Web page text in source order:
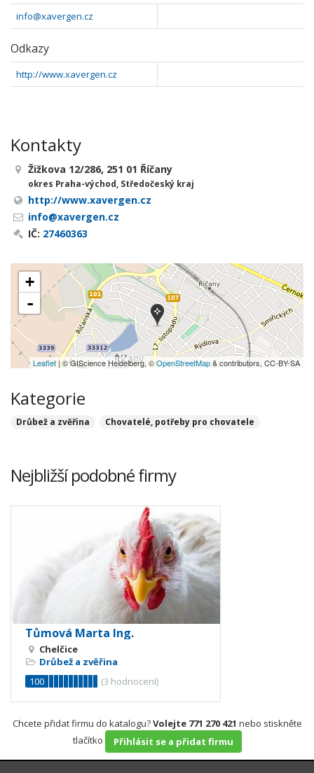
info@xavergen.cz
Odkazy
http://www.xavergen.cz
Kontakty
Žižkova 12/286, 251 01 Říčany
okres Praha-východ, Středočeský kraj
http://www.xavergen.cz
info@xavergen.cz
IČ: 27460363
+
-
Leaflet | © GIScience Heidelberg, ©OpenStreetMap& contributors, CC-BY-SA
Kategorie
Drůbež a zvěřina Chovatelé, potřeby pro chovatele
Nejbližší podobné firmy
Tůmová Marta Ing.
Chelčice
Drůbež a zvěřina
100
(3 hodnocení)
Chcete přidat firmu do katalogu?Volejte 771 270 421 nebo stiskněte
tlačítko
Přihlásit se a přidat firmu